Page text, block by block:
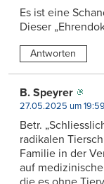
Es ist eine
Dieser
Antworten
B. Speyrer
27.05.2025 um 19:59
Betr.
radikalen
Familie in der
auf